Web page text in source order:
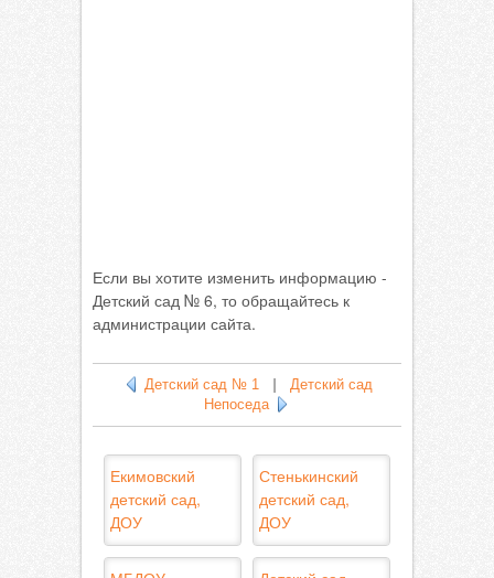
Если вы хотите изменить информацию -
Детский сад № 6, то обращайтесь к
администрации сайта.
Детский сад № 1| Детский сад
Непоседа
Екимовский
детский сад,
ДОУ
Стенькинский
детский сад,
ДОУ